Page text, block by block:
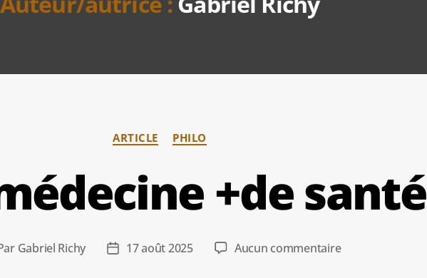
Catégories
ARTICLE PHILO
+de santé
Gabriel Richy
Date17 août 2025 Aucun commentairesur